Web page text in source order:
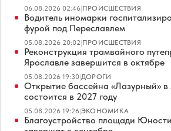
06.08.2026 02:46|ПРОИСШЕСТВИЯ
Водитель иномарки
фурой под Переславлем
05.08.2026 20:02|ПРОИСШЕСТВИЯ
Реконструкция трамвайного
Ярославле завершится в октябре
05.08.2026 19:30|ДОРОГИ
Открытие бассейна «Лазурный» в
состоится в 2027 году
05.08.2026 19:26|ЭКОНОМИКА
Благоустройство площади